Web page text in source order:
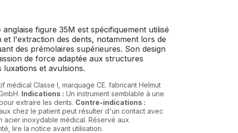
figure 35M est spécifiquement utilisé
l'extraction des dents, notamment lors de
des prémolaires supérieures. Son design
de force adaptée aux structures
luxations et avulsions.
médical Classe I, marquage CE. fabricant Helmut
Indications : Un instrument semblable à une
extraire les dents. Contre-indications :
chez le patient peut résulter d'un contact avec
acier inoxydable médical. Réservé aux
lire la notice avant utilisation.